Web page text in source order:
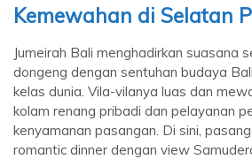
Kemewahan di Selatan
Jumeirah Bali menghadirkan suasana
dongeng dengan sentuhan budaya
kelas dunia. Vila-vilanya luas dan
kolam renang pribadi dan pelayanan
kenyamanan pasangan. Di sini,
romantic dinner dengan view